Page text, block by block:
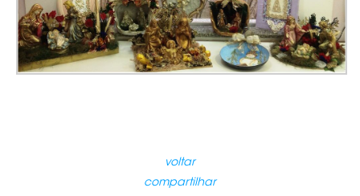
voltar
compartilhar